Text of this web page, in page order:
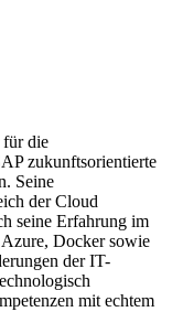
für die
zukunftsorientierte
Seine
der Cloud
seine Erfahrung im
Docker sowie
der IT-
mit echtem